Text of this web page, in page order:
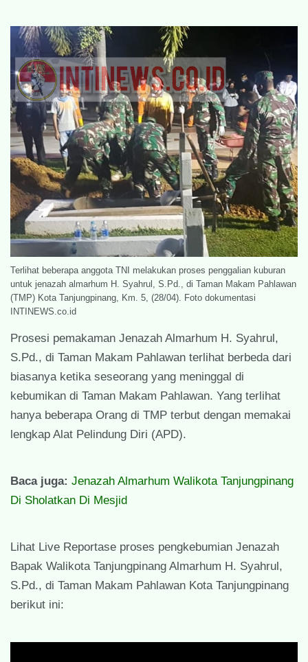
Terlihat beberapa anggota TNI melakukan proses penggalian kuburan
untuk jenazah almarhum H. Syahrul, S.Pd., di Taman Makam Pahlawan
(TMP) Kota Tanjungpinang, Km. 5, (28/04). Foto dokumentasi
INTINEWS.co.id
Prosesi pemakaman Jenazah Almarhum H. Syahrul,
S.Pd., di Taman Makam Pahlawan terlihat berbeda dari
biasanya ketika seseorang yang meninggal di
kebumikan di Taman Makam Pahlawan. Yang terlihat
hanya beberapa Orang di TMP terbut dengan memakai
lengkap Alat Pelindung Diri (APD).
Baca juga: Jenazah Almarhum Walikota Tanjungpinang
Di Sholatkan Di Mesjid
Lihat Live Reportase proses pengkebumian Jenazah
Bapak Walikota Tanjungpinang Almarhum H. Syahrul,
S.Pd., di Taman Makam Pahlawan Kota Tanjungpinang
berikut ini: